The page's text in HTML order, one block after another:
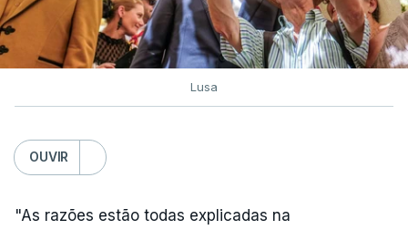
Lusa
OUVIR
"As razões estão todas explicadas na